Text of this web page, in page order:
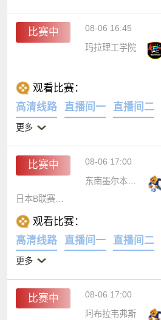
比赛中 08-06 16:45
玛拉理工学院
观看比赛：
高清线路
直播间一 直播间二
更多
比赛中 08-06 17:00
东南墨尔本凤凰
观看比赛：
高清线路
直播间一 直播间二
更多
比赛中 08-06 17:00
阿布拉韦弗斯